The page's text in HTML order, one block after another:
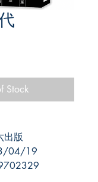
Stock
出版
04/19